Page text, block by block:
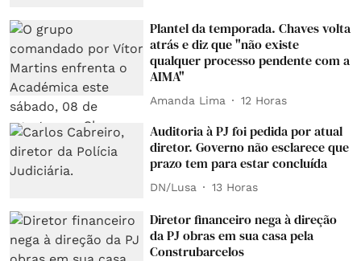
Plantel da temporada. Chaves volta
atrás e diz que "não existe
qualquer processo pendente com a
AIMA"
Amanda Lima 12 Horas
Auditoria à PJ foi pedida por atual
diretor. Governo não esclarece que
prazo tem para estar concluída
DN/Lusa 13 Horas
Diretor financeiro nega à direção
da PJ obras em sua casa pela
Construbarcelos